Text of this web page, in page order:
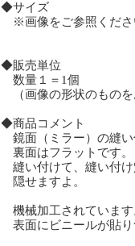
◆サイズ
※画像をご参照くだ
◆販売単位
数量１＝1個
（画像の形状のものを
◆商品コメント
鏡面（ミラー）の縫い
裏面はフラットです
縫い付けて、縫い付け
隠せますよ。
機械加工されています
表面にビニールが貼り